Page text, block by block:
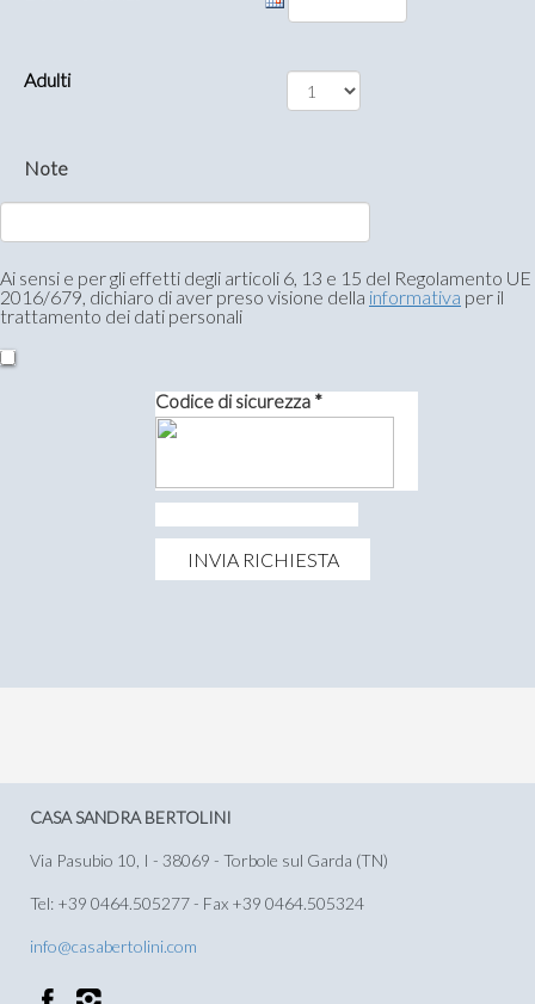
Adulti
Note
Ai sensi e per gli effetti degli articoli 6, 13 e 15 del Regolamento UE
2016/679, dichiaro di aver preso visione della informativa per il
trattamento dei dati personali
Codice di sicurezza *
CASA SANDRA BERTOLINI
Via Pasubio 10, I - 38069 - Torbole sul Garda (TN)
Tel: +39 0464.505277 - Fax +39 0464.505324
info@casabertolini.com